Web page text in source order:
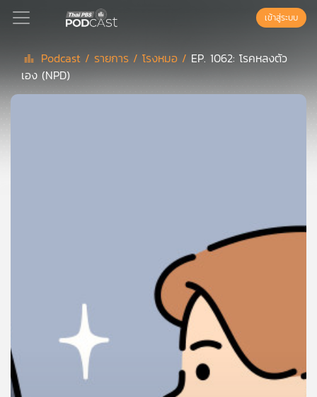
Podcast
เพลง
เข้าสู่ระบบ
Podcast / รายการ /โรงหมอ / EP. 1062: โรคหลงตัว
เอง (NPD)